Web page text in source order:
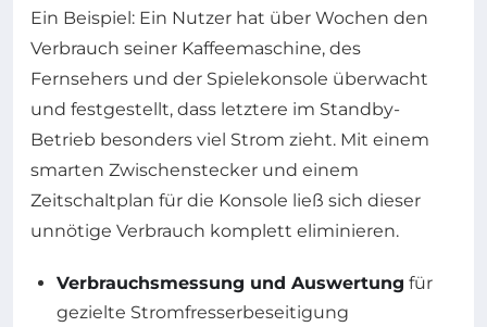
Ein Beispiel: Ein Nutzer hat über Wochen den
Verbrauch seiner Kaffeemaschine, des
Fernsehers und der Spielekonsole überwacht
und festgestellt, dass letztere im Standby-
Betrieb besonders viel Strom zieht. Mit einem
smarten Zwischenstecker und einem
Zeitschaltplan für die Konsole ließ sich dieser
unnötige Verbrauch komplett eliminieren.
Verbrauchsmessung und Auswertung für
gezielte Stromfresserbeseitigung